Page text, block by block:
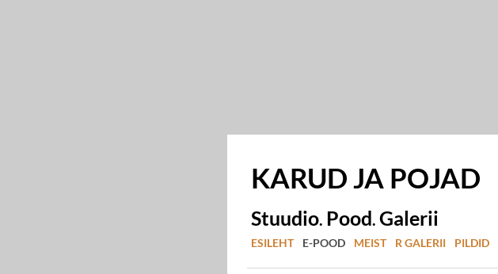
KARUD JA POJAD
Stuudio. Pood. Galerii
ESILEHT E-POOD MEIST R GALERII PILDID